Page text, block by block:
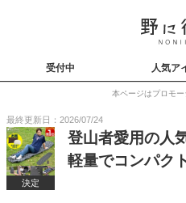
受付中 人気ア
本ページはプロモ
最終更新日：2026/07/24
決定
登山者愛用の人
軽量でコンパク